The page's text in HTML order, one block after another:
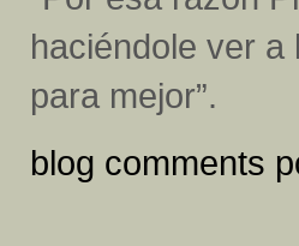
haciéndole ver
para mejor”.
blog comments